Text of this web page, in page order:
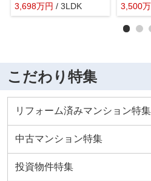
3,698万円 / 3LDK
3,500万
こだわり特集
リフォーム済みマンション特集
中古マンション特集
投資物件特集